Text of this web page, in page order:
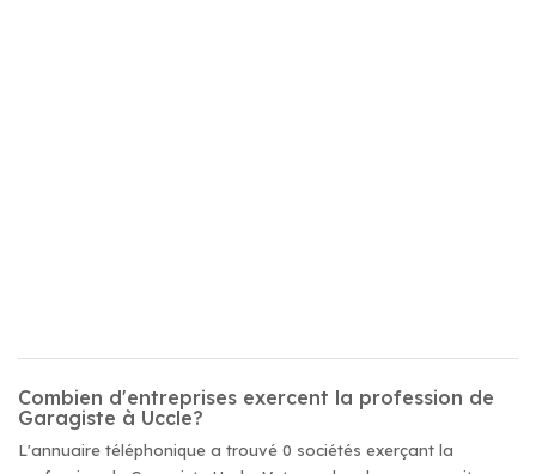
Combien d'entreprises exercent la profession de
Garagiste à Uccle?
L'annuaire téléphonique a trouvé 0 sociétés exerçant la